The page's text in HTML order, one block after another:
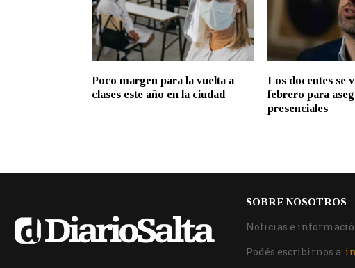
Poco margen para la vuelta a
clases este año en la ciudad
Los docentes se
febrero para
presenciales
SOBRE NOSOTROS
Noticias e
Podés escribirnos a: